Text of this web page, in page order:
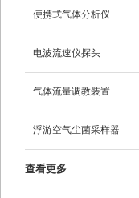
便携式气体分析仪
电波流速仪探头
气体流量调教装置
浮游空气尘菌采样器
查看更多